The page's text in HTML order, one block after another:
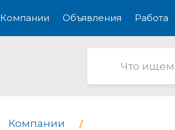
Компании Объявления Работа
Компании